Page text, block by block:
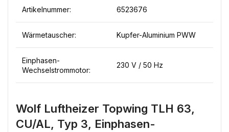
Artikelnummer: 6523676
Wärmetauscher: Kupfer-Aluminium PWW
Einphasen-
Wechselstrommotor:
230 V / 50 Hz
Wolf Luftheizer Topwing TLH 63,
CU/AL, Typ 3, Einphasen-